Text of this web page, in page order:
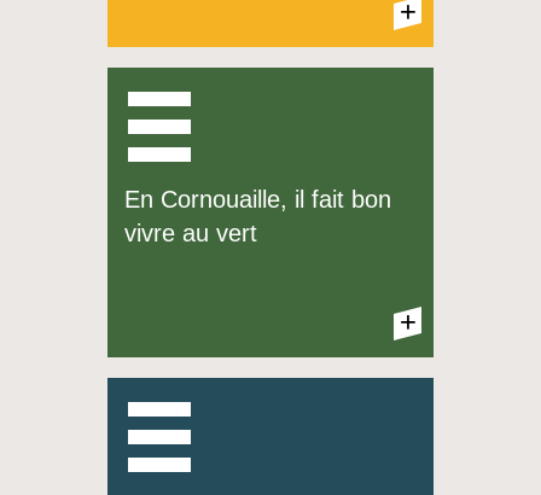
+
En Cornouaille, il fait bon
vivre au vert
+
Kemper Kerne = Quimper
Cornouaille en breton